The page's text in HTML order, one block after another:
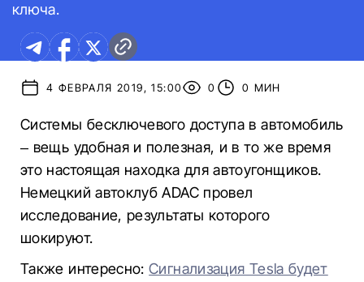
ключа.
4 ФЕВРАЛЯ 2019, 15:00 0 0 МИН
Системы бесключевого доступа в автомобиль
– вещь удобная и полезная, и в то же время
это настоящая находка для автоугонщиков.
Немецкий автоклуб ADAC провел
исследование, результаты которого
шокируют.
Также интересно:Сигнализация Tesla будет